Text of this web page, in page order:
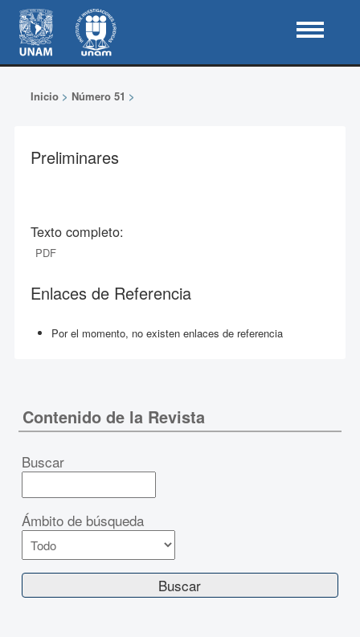
Inicio> Número 51 >
Preliminares
Texto completo:
PDF
Enlaces de Referencia
Por el momento, no existen enlaces de referencia
Contenido de la Revista
Buscar
Ámbito de búsqueda